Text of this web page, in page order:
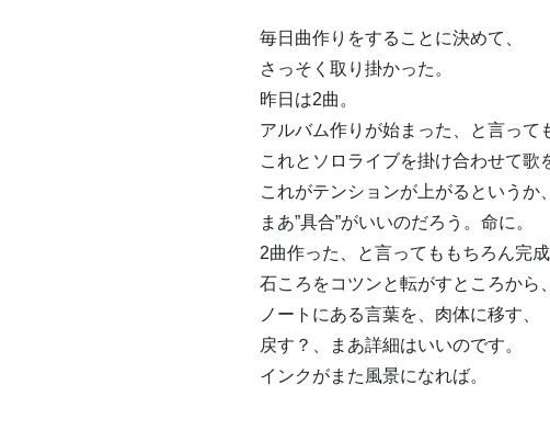
毎日曲作りをすることに決めて、
さっそく取り掛かった。
昨日は2曲。
アルバム作りが始まった、と言って
これとソロライブを掛け合わせて歌
これがテンションが上がるというか
まあ”具合”がいいのだろう。命に。
2曲作った、と言ってももちろん完
石ころをコツンと転がすところから、
ノートにある言葉を、肉体に移す、
戻す？、まあ詳細はいいのです。
インクがまた風景になれば。